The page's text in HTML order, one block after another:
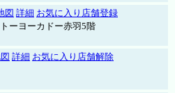
図 詳細 お気に入り店舗登録
ーヨーカドー赤羽5階
詳細 お気に入り店舗解除